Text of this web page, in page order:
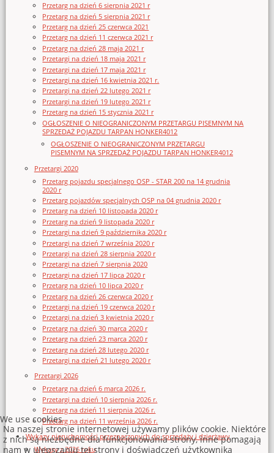
Przetarg na dzień 6 sierpnia 2021 r
Przetarg na dzień 5 sierpnia 2021 r
Przetarg na dzień 25 czerwca 2021
Przetarg na dzień 11 czerwca 2021 r
Przetarg na dzień 28 maja 2021 r
Przetargi na dzień 18 maja 2021 r
Przetargi na dzień 17 maja 2021 r
Przetargi na dzień 16 kwietnia 2021 r.
Przetargi na dzień 22 lutego 2021 r
Przetargi na dzień 19 lutego 2021 r
Przetarg na dzień 15 stycznia 2021 r
OGŁOSZENIE O NIEOGRANICZONYM PRZETARGU PISEMNYM NA
SPRZEDAŻ POJAZDU TARPAN HONKER4012
OGŁOSZENIE O NIEOGRANICZONYM PRZETARGU
PISEMNYM NA SPRZEDAŻ POJAZDU TARPAN HONKER4012
Przetargi 2020
Przetarg pojazdu specjalnego OSP - STAR 200 na 14 grudnia
2020 r
Przetarg pojazdów specjalnych OSP na 04 grudnia 2020 r
Przetarg na dzień 10 listopada 2020 r
Przetarg na dzień 9 listopada 2020 r
Przetargi na dzień 9 października 2020 r
Przetargi na dzień 7 września 2020 r
Przetargi na dzień 28 sierpnia 2020 r
Przetargi na dzień 7 sierpnia 2020
Przetargi na dzień 17 lipca 2020 r
Przetarg na dzień 10 lipca 2020 r
Przetarg na dzień 26 czerwca 2020 r
Przetargi na dzień 19 czerwca 2020 r
Przetargi na dzień 3 kwietnia 2020 r
Przetarg na dzień 30 marca 2020 r
Przetarg na dzień 23 marca 2020 r
Przetarg na dzień 28 lutego 2020 r
Przetargi na dzień 21 lutego 2020 r
Przetargi 2026
Przetarg na dzień 6 marca 2026 r.
Przetargi na dzień 10 sierpnia 2026 r.
Przetarg na dzień 11 sierpnia 2026 r.
Przetarg na dzień 11 września 2026 r.
Wykazy nieruchomości przeznaczonych do sprzedaży i dzierżawy
Wykazy z 2026 roku
We use cookies
Na naszej stronie internetowej używamy plików cookie. Niektóre
z nich są niezbędne dla funkcjonowania strony, inne pomagają
nam w ulepszaniu tej strony i doświadczeń użytkownika